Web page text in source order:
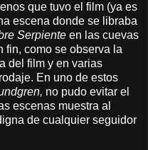
que tuvo el film (ya es
escena donde se libraba
Serpiente en las cuevas
fin, como se observa la
del film y en varias
En uno de estos
no pudo evitar el
escenas muestra al
de cualquier seguidor